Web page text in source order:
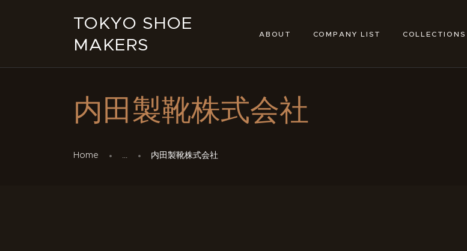
TOKYO SHOE
MAKERS
ABOUT COMPANY LIST COLLECTIONS
内田製靴株式会社
Home ... 内田製靴株式会社
COMPANY LIST
COLLECTIONS
NEWS
LINKS